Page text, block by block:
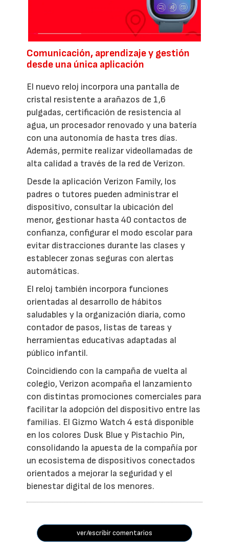
Comunicación, aprendizaje y gestión
desde una única aplicación
El nuevo reloj incorpora una pantalla de
cristal resistente a arañazos de 1,6
pulgadas, certificación de resistencia al
agua, un procesador renovado y una batería
con una autonomía de hasta tres días.
Además, permite realizar videollamadas de
alta calidad a través de la red de Verizon.
Desde la aplicación Verizon Family, los
padres o tutores pueden administrar el
dispositivo, consultar la ubicación del
menor, gestionar hasta 40 contactos de
confianza, configurar el modo escolar para
evitar distracciones durante las clases y
establecer zonas seguras con alertas
automáticas.
El reloj también incorpora funciones
orientadas al desarrollo de hábitos
saludables y la organización diaria, como
contador de pasos, listas de tareas y
herramientas educativas adaptadas al
público infantil.
Coincidiendo con la campaña de vuelta al
colegio, Verizon acompaña el lanzamiento
con distintas promociones comerciales para
facilitar la adopción del dispositivo entre las
familias. El Gizmo Watch 4 está disponible
en los colores Dusk Blue y Pistachio Pin,
consolidando la apuesta de la compañía por
un ecosistema de dispositivos conectados
orientados a mejorar la seguridad y el
bienestar digital de los menores.
ver/escribir comentarios